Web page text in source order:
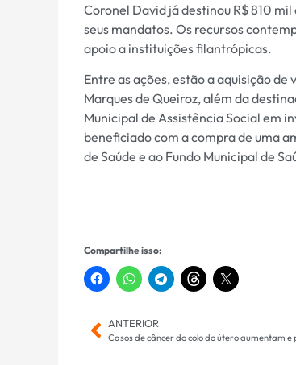
Coronel David já destinou R$ 810
seus mandatos. Os recursos
apoio a instituições filantrópicas.
Entre as ações, estão a aquisição
Marques de Queiroz, além da
Municipal de Assistência Social em
beneficiado com a compra de uma
de Saúde e ao Fundo Municipal de
Compartilhe isso:
ANTERIOR